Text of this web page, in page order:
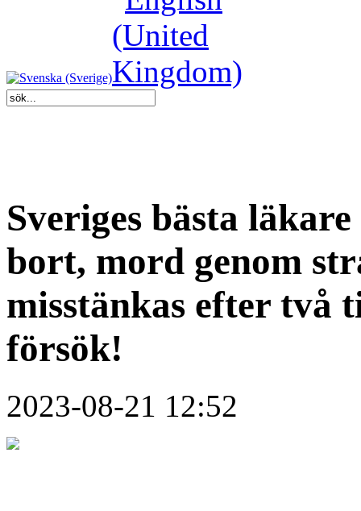
Sveriges bästa
bort, mord genom
misstänkas efter två
försök!
2023-08-21 12:52